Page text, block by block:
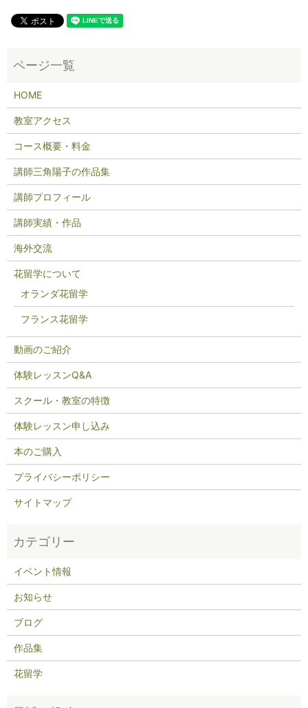
HOME
教室アクセス
コース概要・料金
講師三角陽子の作品集
講師プロフィール
講師実績・作品
海外交流
花留学について
オランダ花留学
フランス花留学
動画のご紹介
体験レッスンQ&A
スクール・教室の特徴
体験レッスン申し込み
本のご購入
プライバシーポリシー
サイトマップ
イベント情報
お知らせ
ブログ
作品集
花留学